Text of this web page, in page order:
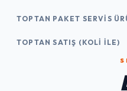
TOPTAN PAKET SERVIS
TOPTAN SATIŞ (KOLI İLE)